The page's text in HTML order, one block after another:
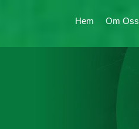
Hem Om Oss